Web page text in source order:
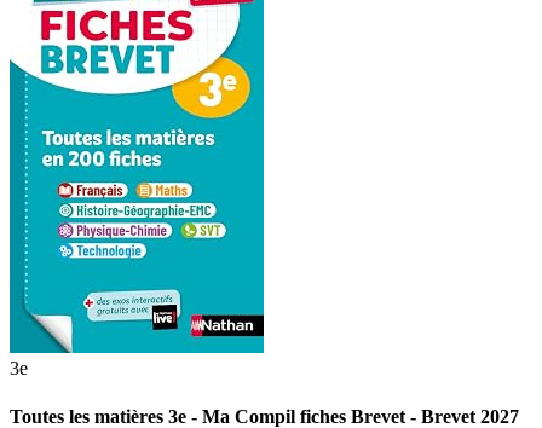
3e
Toutes les matières 3e - Ma Compil fiches Brevet - Brevet 2027